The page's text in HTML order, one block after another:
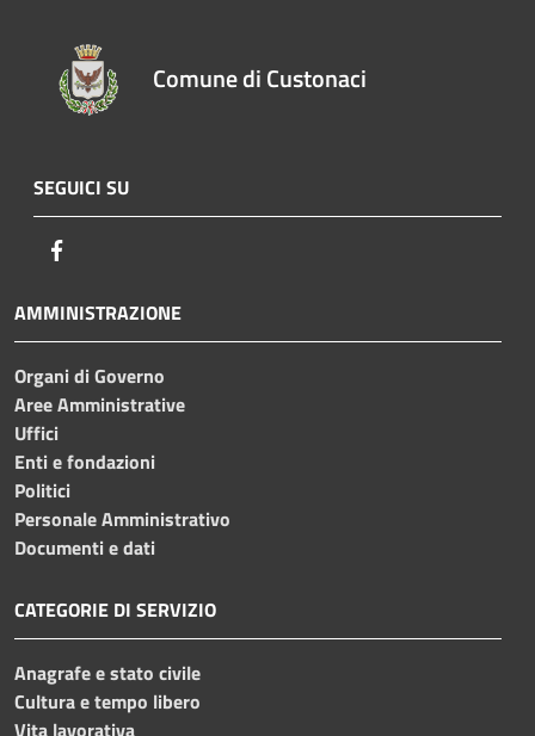
Comune di Custonaci
SEGUICI SU
AMMINISTRAZIONE
Organi di Governo
Aree Amministrative
Uffici
Enti e fondazioni
Politici
Personale Amministrativo
Documenti e dati
CATEGORIE DI SERVIZIO
Anagrafe e stato civile
Cultura e tempo libero